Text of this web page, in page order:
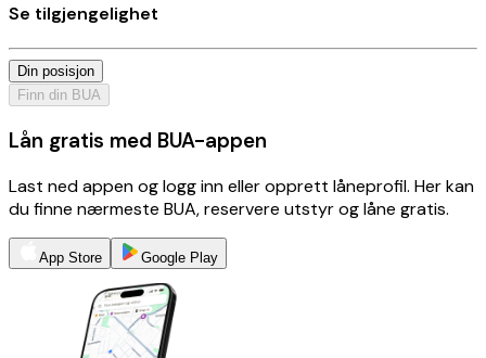
Se tilgjengelighet
Din posisjon
Finn din BUA
Lån gratis med BUA-appen
Last ned appen og logg inn eller opprett låneprofil. Her kan
du finne nærmeste BUA, reservere utstyr og låne gratis.
App Store Google Play